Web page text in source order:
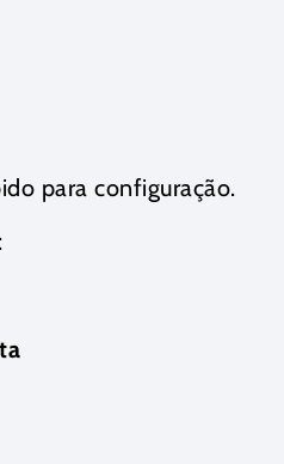
para configuração.